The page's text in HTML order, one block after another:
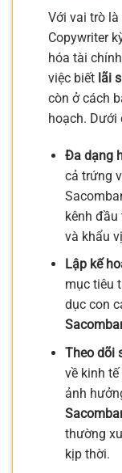
Với vai trò là
Copywriter
hóa tài
việc biết lãi
còn ở cách
hoạch. Dưới
Đa dạng
cả trứng
kênh đầu
và khẩu
Lập kế
mục tiêu
dục con
Theo dõi
về kinh
ảnh
thường
kịp thời.